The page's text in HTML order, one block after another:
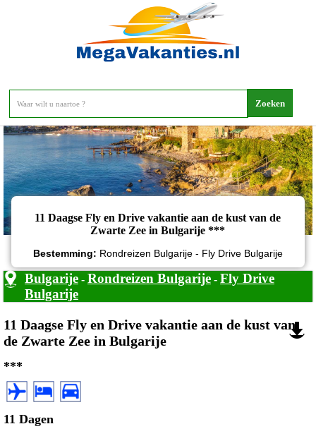
11 Daagse Fly en Drive vakantie aan de kust van de
Zwarte Zee in Bulgarije ***
Bestemming: Rondreizen Bulgarije - Fly Drive Bulgarije
Bulgarije - Rondreizen Bulgarije - Fly Drive
Bulgarije
11 Daagse Fly en Drive vakantie aan de kust van
de Zwarte Zee in Bulgarije
***
11 Dagen